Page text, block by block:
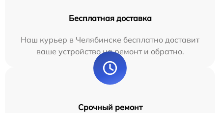
Бесплатная доставка
Наш курьер в Челябинске бесплатно доставит
ваше устройство на ремонт и обратно.
Срочный ремонт